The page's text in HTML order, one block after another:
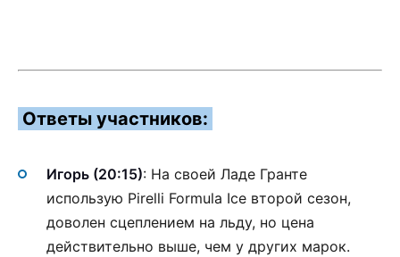
Ответы участников:
Игорь (20:15): На своей Ладе Гранте
использую Pirelli Formula Ice второй сезон,
доволен сцеплением на льду, но цена
действительно выше, чем у других марок.